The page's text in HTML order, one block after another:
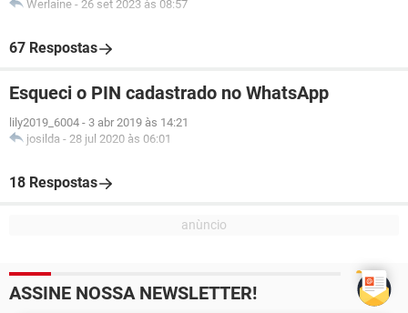
Werlaine - 26 set 2023 às 08:57
67 Respostas
Esqueci o PIN cadastrado no WhatsApp
lily2019_6004 - 3 abr 2019 às 14:21
josilda - 28 jul 2020 às 06:01
18 Respostas
ASSINE NOSSA NEWSLETTER!